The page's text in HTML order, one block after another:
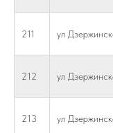
211 ул
212 ул
213 ул